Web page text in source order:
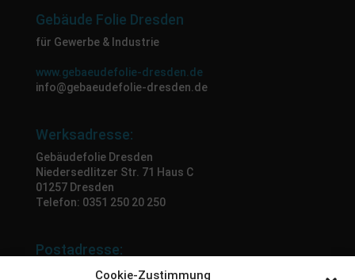
Cookie-Zustimmung
Gebäude Folie Dresden
für Gewerbe & Industrie
www.gebaeudefolie-dresden.de
info@gebaeudefolie-dresden.de
Werksadresse:
Gebäudefolie Dresden
Niedersedlitzer Str. 71 Haus C
01257 Dresden
Telefon: 0351 250 20 250
Postadresse:
Mantronix Werbung